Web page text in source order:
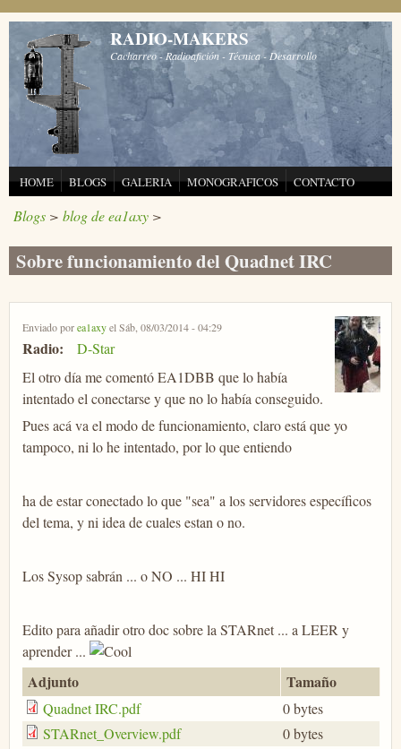
Pasar al contenido principal
RADIO-MAKERS
Cacharreo - Radioafición - Técnica - Desarrollo
HOME BLOGS GALERIA MONOGRAFICOS CONTACTO
Blogs > blog de ea1axy >
Sobre funcionamiento del Quadnet IRC
Enviado porea1axyel Sáb, 08/03/2014 - 04:29
Radio:
D-Star
El otro día me comentó EA1DBB que lo había
intentado el conectarse y que no lo había conseguido.
Pues acá va el modo de funcionamiento, claro está que yo
tampoco, ni lo he intentado, por lo que entiendo
ha de estar conectado lo que "sea" a los servidores específicos
del tema, y ni idea de cuales estan o no.
Los Sysop sabrán ... o NO ... HI HI
Edito para añadir otro doc sobre la STARnet ... a LEER y
aprender ...
Adjunto Tamaño
Quadnet IRC.pdf
0 bytes
STARnet_Overview.pdf
0 bytes